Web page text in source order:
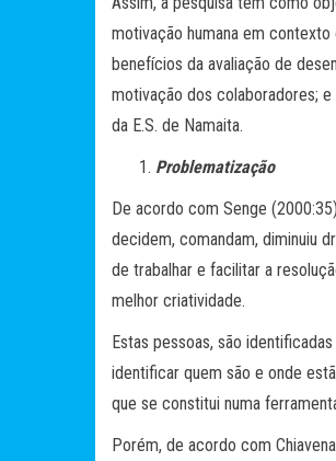
motivação humana em
benefícios da avaliação de
motivação dos colaboradores;
da E.S. de Namaita.
Problematização
De acordo com Senge
decidem, comandam, diminuiu
de trabalhar e facilitar a
melhor criatividade.
Estas pessoas, são
identificar quem são e onde
que se constitui numa
Porém, de acordo com